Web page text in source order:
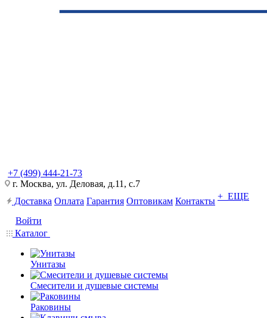
+7 (499) 444-21-73
г. Москва, ул. Деловая, д.11, с.7
Доставка Оплата Гарантия Оптовикам Контакты + ЕЩЕ
Войти
Каталог
Унитазы
Смесители и душевые системы
Раковины